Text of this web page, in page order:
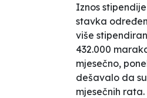
Iznos
stavka
više
432.000
mjesečno,
dešavalo da
mjesečnih rata.